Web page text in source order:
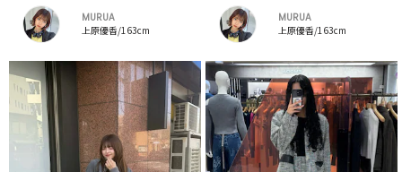
MURUA
上原優香/163cm
MURUA
上原優香/163cm